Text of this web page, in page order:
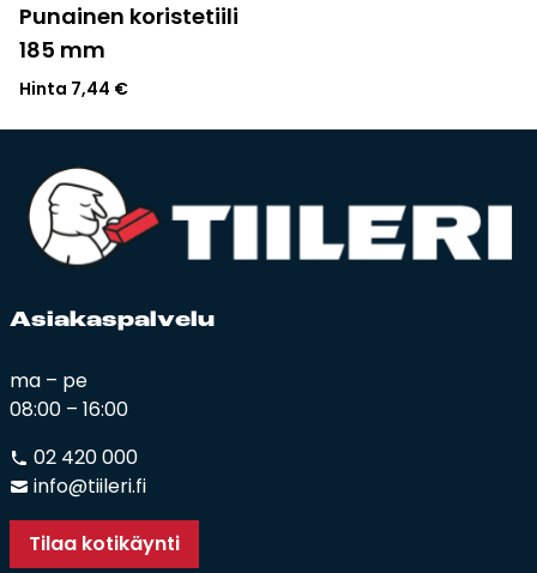
Punainen koristetiili
185 mm
Hinta 7,44 €
Asia­kas­pal­ve­lu
ma – pe
08:00 – 16:00
02 420 000
info@tiileri.fi
Tilaa kotikäynti